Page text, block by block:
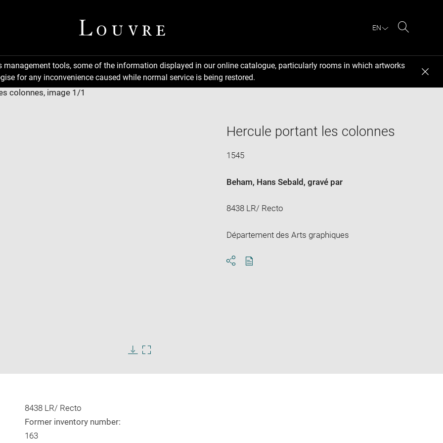
EN
management tools, some of the information displayed in our online catalogue, particularly rooms in which artworks
for any inconvenience caused while normal service is being restored.
Hercule portant les colonnes
1545
Beham, Hans Sebald, gravé par
8438 LR/ Recto
Département des Arts graphiques
8438 LR/ Recto
Former inventory number:
163